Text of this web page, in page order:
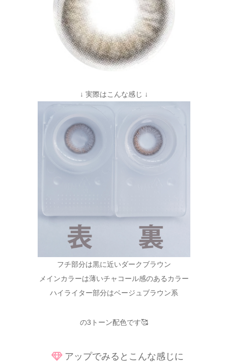
↓ 実際はこんな感じ ↓
フチ部分は黒に近いダークブラウン
メインカラーは薄いチャコール感のあるカラー
ハイライター部分はベージュブラウン系
の3トーン配色です🥰
アップでみるとこんな感じに